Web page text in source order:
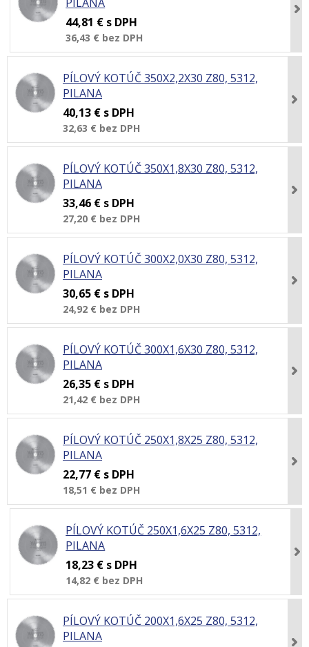
44,81 € s DPH
36,43 € bez DPH
PÍLOVÝ KOTÚČ 350X2,2X30 Z80, 5312,
PILANA
40,13 € s DPH
32,63 € bez DPH
PÍLOVÝ KOTÚČ 350X1,8X30 Z80, 5312,
PILANA
33,46 € s DPH
27,20 € bez DPH
PÍLOVÝ KOTÚČ 300X2,0X30 Z80, 5312,
PILANA
30,65 € s DPH
24,92 € bez DPH
PÍLOVÝ KOTÚČ 300X1,6X30 Z80, 5312,
PILANA
26,35 € s DPH
21,42 € bez DPH
PÍLOVÝ KOTÚČ 250X1,8X25 Z80, 5312,
PILANA
22,77 € s DPH
18,51 € bez DPH
PÍLOVÝ KOTÚČ 250X1,6X25 Z80, 5312,
PILANA
18,23 € s DPH
14,82 € bez DPH
PÍLOVÝ KOTÚČ 200X1,6X25 Z80, 5312,
PILANA